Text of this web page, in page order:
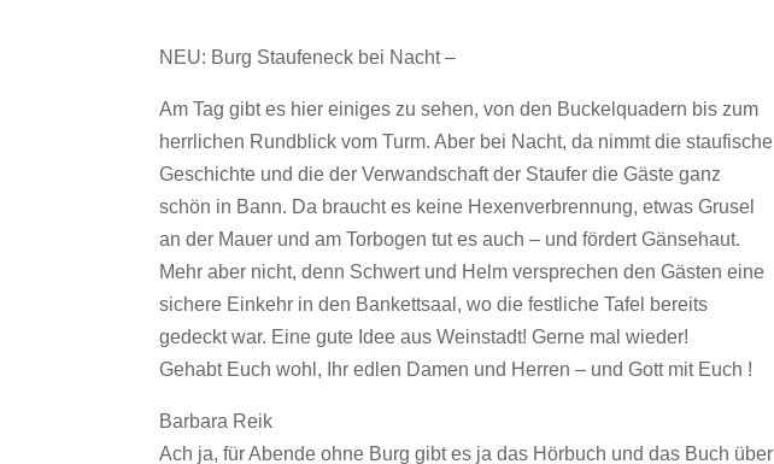
NEU: Burg Staufeneck bei Nacht –
Am Tag gibt es hier einiges zu sehen, von den Buckelquadern bis zum
herrlichen Rundblick vom Turm. Aber bei Nacht, da nimmt die staufische
Geschichte und die der Verwandschaft der Staufer die Gäste ganz
schön in Bann. Da braucht es keine Hexenverbrennung, etwas Grusel
an der Mauer und am Torbogen tut es auch – und fördert Gänsehaut.
Mehr aber nicht, denn Schwert und Helm versprechen den Gästen eine
sichere Einkehr in den Bankettsaal, wo die festliche Tafel bereits
gedeckt war. Eine gute Idee aus Weinstadt! Gerne mal wieder!
Gehabt Euch wohl, Ihr edlen Damen und Herren – und Gott mit Euch !
Barbara Reik
Ach ja, für Abende ohne Burg gibt es ja das Hörbuch und das Buch über